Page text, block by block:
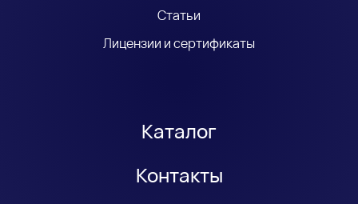
Статьи
Лицензии и сертификаты
Каталог
Контакты